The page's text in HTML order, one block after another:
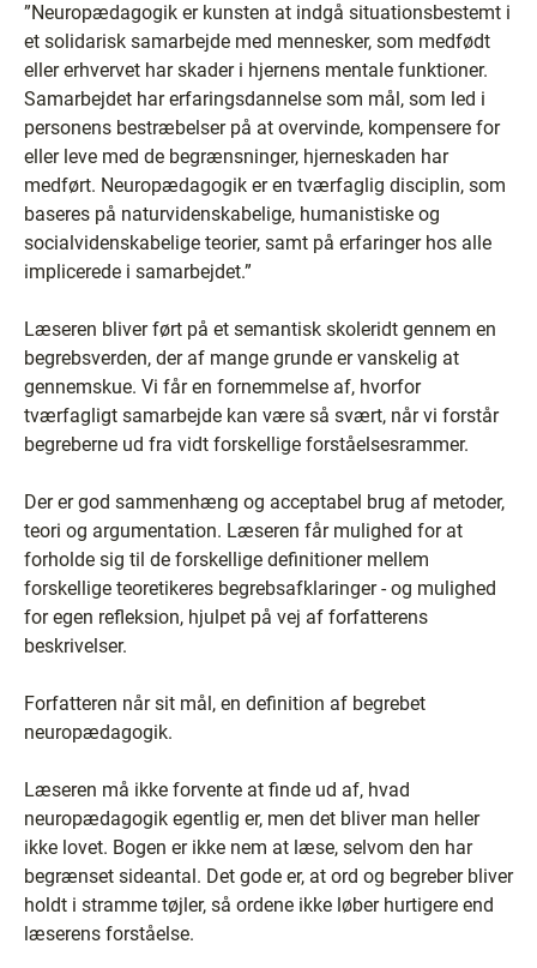
”Neuropædagogik er kunsten at indgå situationsbestemt i
et solidarisk samarbejde med mennesker, som medfødt
eller erhvervet har skader i hjernens mentale funktioner.
Samarbejdet har erfaringsdannelse som mål, som led i
personens bestræbelser på at overvinde, kompensere for
eller leve med de begrænsninger, hjerneskaden har
medført. Neuropædagogik er en tværfaglig disciplin, som
baseres på naturvidenskabelige, humanistiske og
socialvidenskabelige teorier, samt på erfaringer hos alle
implicerede i samarbejdet.”
Læseren bliver ført på et semantisk skoleridt gennem en
begrebsverden, der af mange grunde er vanskelig at
gennemskue. Vi får en fornemmelse af, hvorfor
tværfagligt samarbejde kan være så svært, når vi forstår
begreberne ud fra vidt forskellige forståelsesrammer.
Der er god sammenhæng og acceptabel brug af metoder,
teori og argumentation. Læseren får mulighed for at
forholde sig til de forskellige definitioner mellem
forskellige teoretikeres begrebsafklaringer - og mulighed
for egen refleksion, hjulpet på vej af forfatterens
beskrivelser.
Forfatteren når sit mål, en definition af begrebet
neuropædagogik.
Læseren må ikke forvente at finde ud af, hvad
neuropædagogik egentlig er, men det bliver man heller
ikke lovet. Bogen er ikke nem at læse, selvom den har
begrænset sideantal. Det gode er, at ord og begreber bliver
holdt i stramme tøjler, så ordene ikke løber hurtigere end
læserens forståelse.